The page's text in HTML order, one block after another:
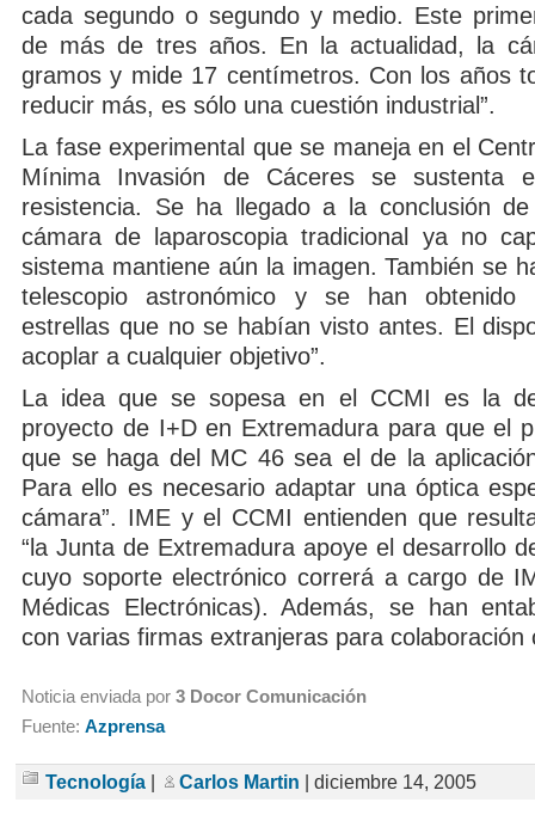
cada segundo o segundo y medio. Este
de más de tres años. En la actualidad, la
gramos y mide 17 centímetros. Con los años
reducir más, es sólo una cuestión industrial”.
La fase experimental que se maneja en el
Mínima Invasión de Cáceres se sustenta
resistencia. Se ha llegado a la conclusión
cámara de laparoscopia tradicional ya no
sistema mantiene aún la imagen. También se
telescopio astronómico y se han obtenido
estrellas que no se habían visto antes. El
acoplar a cualquier objetivo”.
La idea que se sopesa en el CCMI es la
proyecto de I+D en Extremadura para que el
que se haga del MC 46 sea el de la
Para ello es necesario adaptar una óptica
cámara”. IME y el CCMI entienden que
“la Junta de Extremadura apoye el desarrollo
cuyo soporte electrónico correrá a cargo de
Médicas Electrónicas). Además, se han
con varias firmas extranjeras para colaboración
Noticia enviada por 3 Docor Comunicación
Fuente: Azprensa
Tecnología Carlos Martin | diciembre 14, 2005